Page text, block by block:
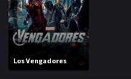
Los Vengadores